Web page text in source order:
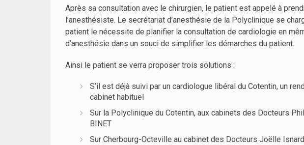
Après sa consultation avec le chirurgien, le patient est appelé à
l’anesthésiste. Le secrétariat d’anesthésie de la Polyclinique se
patient le nécessite de planifier la consultation de cardiologie en
d’anesthésie dans un souci de simplifier les démarches du patient.
Ainsi le patient se verra proposer trois solutions :
S’il est déjà suivi par un cardiologue libéral du Cotentin, un
cabinet habituel
Sur la Polyclinique du Cotentin, aux cabinets des Docteurs
BINET
Sur Cherbourg-Octeville au cabinet des Docteurs Joëlle